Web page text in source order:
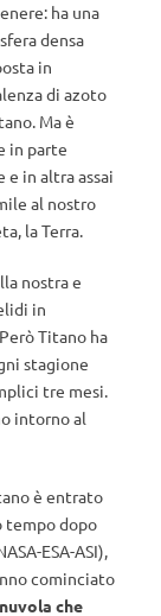
ha una
densa
in
di azoto
Ma è
in parte
e in altra assai
al nostro
la Terra.
nostra e
in
Titano ha
stagione
tre mesi.
intorno al
è entrato
tempo dopo
ESA-ASI),
cominciato
che